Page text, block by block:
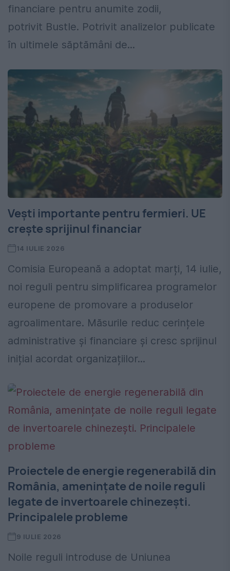
financiare pentru anumite zodii,
potrivit Bustle. Potrivit analizelor publicate
în ultimele săptămâni de...
Vești importante pentru fermieri. UE
crește sprijinul financiar
14 IULIE 2026
Comisia Europeană a adoptat marți, 14 iulie,
noi reguli pentru simplificarea programelor
europene de promovare a produselor
agroalimentare. Măsurile reduc cerințele
administrative și financiare și cresc sprijinul
inițial acordat organizațiilor...
Proiectele de energie regenerabilă din
România, amenințate de noile reguli
legate de invertoarele chinezești.
Principalele probleme
9 IULIE 2026
Noile reguli introduse de Uniunea